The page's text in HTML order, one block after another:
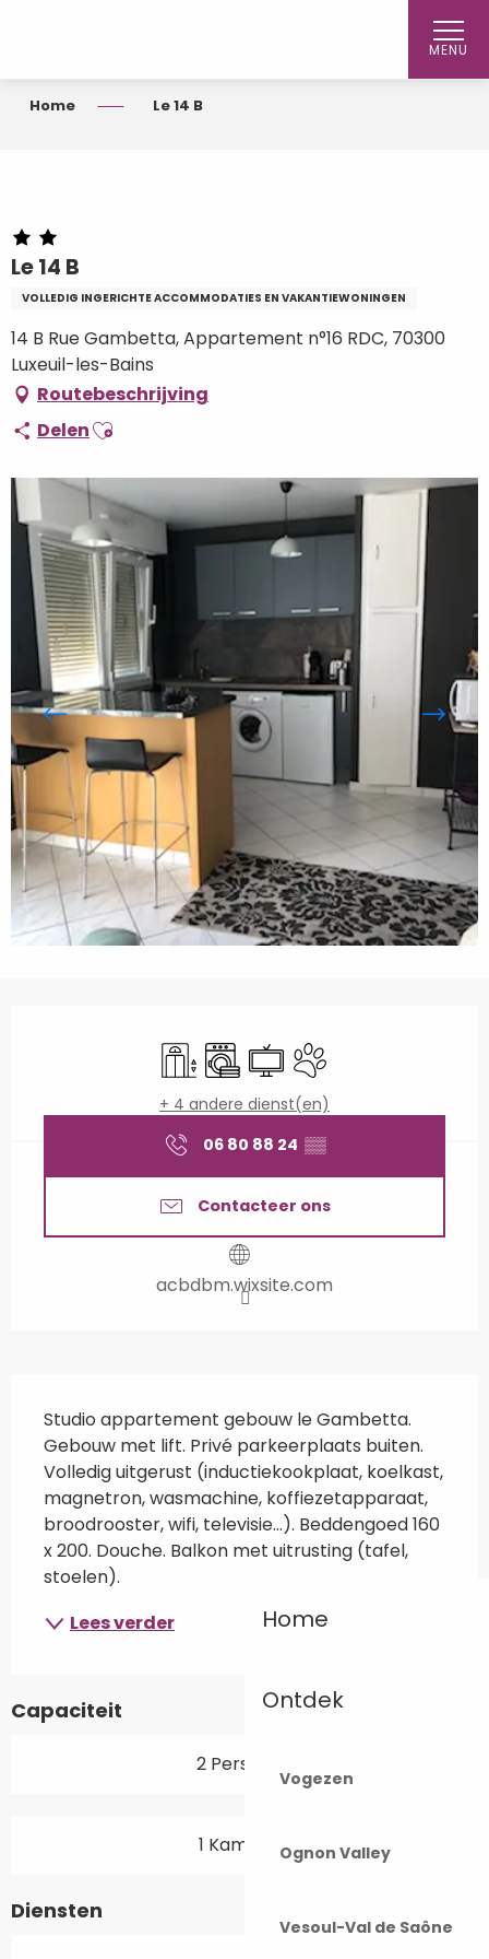
MENU
Home
Ontdek
Vogezen
Ognon Valley
Vesoul-Val de Saône
Home Le 14 B
Le 14 B
VOLLEDIG INGERICHTE ACCOMMODATIES EN VAKANTIEWONINGEN
14 B Rue Gambetta, Appartement n°16 RDC, 70300
Luxeuil-les-Bains
Routebeschrijving
DelenAjouter aux favoris
Lift Wasmachine
TelevisieDieren toegelaten
+ 4 andere dienst(en)
06 80 88 24 ▒▒
Contacteer ons
acbdbm.wixsite.com
Studio appartement gebouw le Gambetta.
Gebouw met lift. Privé parkeerplaats buiten.
Volledig uitgerust (inductiekookplaat, koelkast,
magnetron, wasmachine, koffiezetapparaat,
broodrooster, wifi, televisie...). Beddengoed 160
x 200. Douche. Balkon met uitrusting (tafel,
stoelen).
Lees verder
Capaciteit
2 Personen
1 Kamer(s)
Diensten